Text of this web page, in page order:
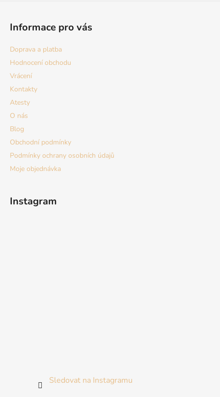
Informace pro vás
Doprava a platba
Hodnocení obchodu
Vrácení
Kontakty
Atesty
O nás
Blog
Obchodní podmínky
Podmínky ochrany osobních údajů
Moje objednávka
Instagram
Sledovat na Instagramu